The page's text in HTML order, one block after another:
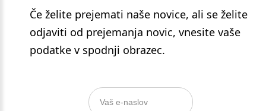
Če želite prejemati naše novice, ali se želite
odjaviti od prejemanja novic, vnesite vaše
podatke v spodnji obrazec.